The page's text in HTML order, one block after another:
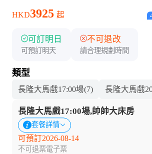
HKD3925 起
可訂明日
可預訂明天
不可退改
請合理規劃時間
類型
長隆大馬戲17:00場(7) 長隆大馬戲
長隆大馬戲17:00場,帥帥大床房
套餐詳情
可預訂2026-08-14
不可退票電子票